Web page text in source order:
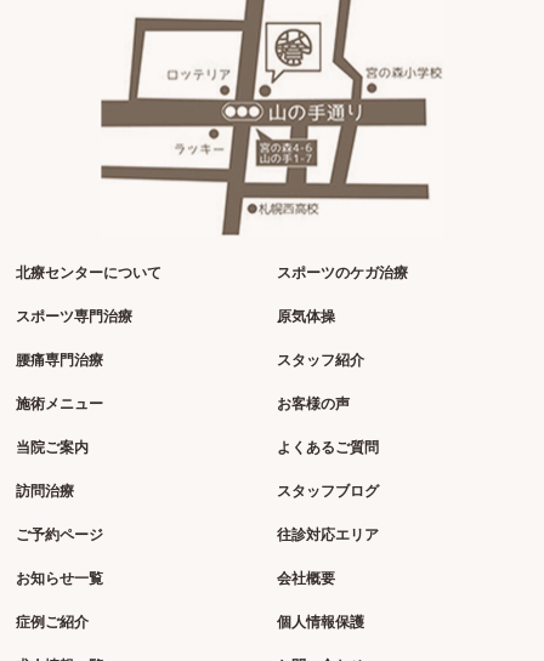
北療センターについて
スポーツ専門治療
腰痛専門治療
施術メニュー
当院ご案内
訪問治療
スポーツのケガ治療
原気体操
スタッフ紹介
お客様の声
よくあるご質問
スタッフブログ
ご予約ページ
お知らせ一覧
症例ご紹介
往診対応エリア
会社概要
個人情報保護